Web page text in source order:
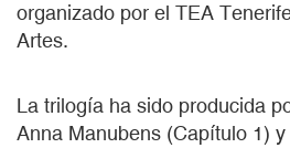
organizado por el TEA
Artes.
La trilogía ha sido producida
Anna Manubens (Capítulo 1)